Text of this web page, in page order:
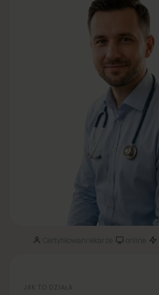
Certyfikowani lekarze· online·
JAK TO DZIAŁA